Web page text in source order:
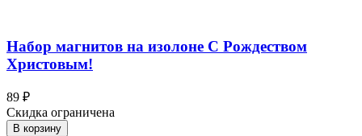
Набор магнитов на изолоне С Рождеством
Христовым!
89 ₽
Скидка ограничена
В корзину